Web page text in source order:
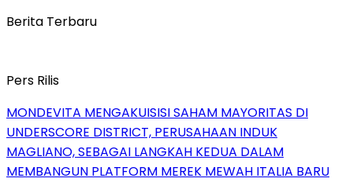
Berita Terbaru
Pers Rilis
MONDEVITA MENGAKUISISI SAHAM MAYORITAS DI
UNDERSCORE DISTRICT, PERUSAHAAN INDUK
MAGLIANO, SEBAGAI LANGKAH KEDUA DALAM
MEMBANGUN PLATFORM MEREK MEWAH ITALIA BARU